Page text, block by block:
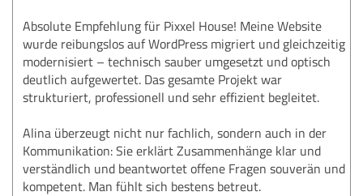
Absolute Empfehlung für Pixxel House! Meine Website
wurde reibungslos auf WordPress migriert und gleichzeitig
modernisiert – technisch sauber umgesetzt und optisch
deutlich aufgewertet. Das gesamte Projekt war
strukturiert, professionell und sehr effizient begleitet.
Alina überzeugt nicht nur fachlich, sondern auch in der
Kommunikation: Sie erklärt Zusammenhänge klar und
verständlich und beantwortet offene Fragen souverän und
kompetent. Man fühlt sich bestens betreut.